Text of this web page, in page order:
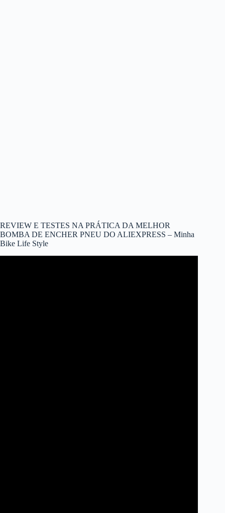
REVIEW E TESTES NA PRÁTICA DA MELHOR
BOMBA DE ENCHER PNEU DO ALIEXPRESS – Minha
Bike Life Style